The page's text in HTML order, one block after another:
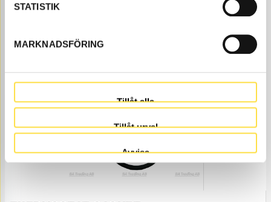
STATISTIK
MARKNADSFÖRING
Tillåt alla
Tillåt urval
Avvisa
MR786 Item no.
Price, VAT excl.
Web stock